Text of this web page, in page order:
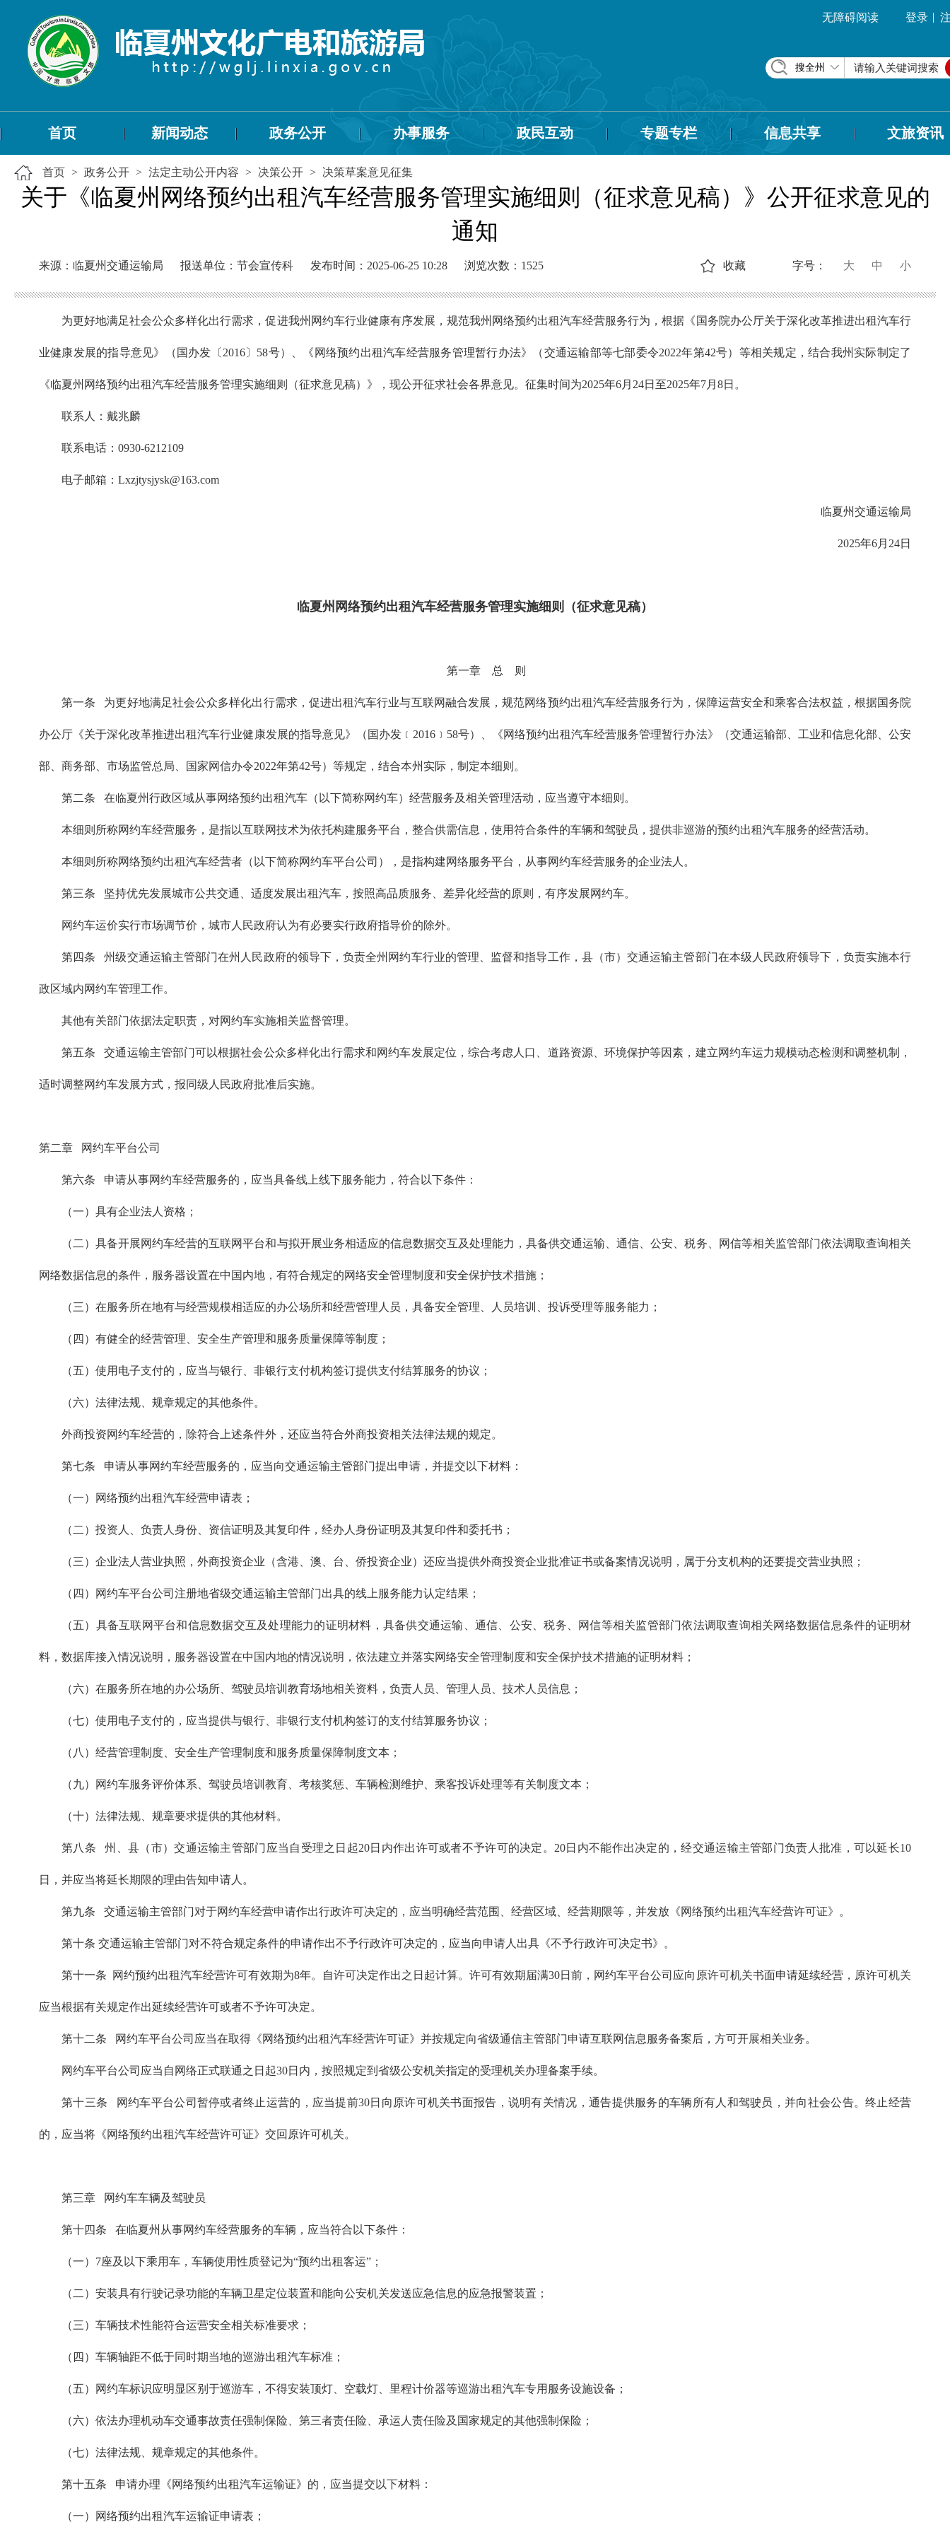
无障碍阅读 登录 |
搜全州
首页 新闻动态 政务公开 办事服务 政民互动 专题专栏 信息共享 文旅资讯
首页 > 政务公开 > 法定主动公开内容 > 决策公开 > 决策草案意见征集
关于《临夏州网络预约出租汽车经营服务管理实施细则（征求意见稿）》公开征求意见的
通知
来源：临夏州交通运输局 报送单位：节会宣传科 发布时间：2025-06-25 10:28 浏览次数： 1525 字号： 大 中 小
收藏
为更好地满足社会公众多样化出行需求，促进我州网约车行业健康有序发展，规范我州网络预约出租汽车经营服务行为，根据《国务院办公厅关于深化改革推进出租汽车行
业健康发展的指导意见》（国办发〔2016〕58号）、《网络预约出租汽车经营服务管理暂行办法》（交通运输部等七部委令2022年第42号）等相关规定，结合我州实际制定了
《临夏州网络预约出租汽车经营服务管理实施细则（征求意见稿）》，现公开征求社会各界意见。征集时间为2025年6月24日至2025年7月8日。
联系人：戴兆麟
联系电话：0930-6212109
电子邮箱：Lxzjtysjysk@163.com
临夏州交通运输局
2025年6月24日
临夏州网络预约出租汽车经营服务管理实施细则（征求意见稿）
第一章 总 则
第一条 为更好地满足社会公众多样化出行需求，促进出租汽车行业与互联网融合发展，规范网络预约出租汽车经营服务行为，保障运营安全和乘客合法权益，根据国务院
办公厅《关于深化改革推进出租汽车行业健康发展的指导意见》（国办发﹝2016﹞58号）、《网络预约出租汽车经营服务管理暂行办法》（交通运输部、工业和信息化部、公安
部、商务部、市场监管总局、国家网信办令2022年第42号）等规定，结合本州实际，制定本细则。
第二条 在临夏州行政区域从事网络预约出租汽车（以下简称网约车）经营服务及相关管理活动，应当遵守本细则。
本细则所称网约车经营服务，是指以互联网技术为依托构建服务平台，整合供需信息，使用符合条件的车辆和驾驶员，提供非巡游的预约出租汽车服务的经营活动。
本细则所称网络预约出租汽车经营者（以下简称网约车平台公司），是指构建网络服务平台，从事网约车经营服务的企业法人。
第三条 坚持优先发展城市公共交通、适度发展出租汽车，按照高品质服务、差异化经营的原则，有序发展网约车。
网约车运价实行市场调节价，城市人民政府认为有必要实行政府指导价的除外。
第四条 州级交通运输主管部门在州人民政府的领导下，负责全州网约车行业的管理、监督和指导工作，县（市）交通运输主管部门在本级人民政府领导下，负责实施本行
政区域内网约车管理工作。
其他有关部门依据法定职责，对网约车实施相关监督管理。
第五条 交通运输主管部门可以根据社会公众多样化出行需求和网约车发展定位，综合考虑人口、道路资源、环境保护等因素，建立网约车运力规模动态检测和调整机制，
适时调整网约车发展方式，报同级人民政府批准后实施。
第二章 网约车平台公司
第六条 申请从事网约车经营服务的，应当具备线上线下服务能力，符合以下条件：
（一）具有企业法人资格；
（二）具备开展网约车经营的互联网平台和与拟开展业务相适应的信息数据交互及处理能力，具备供交通运输、通信、公安、税务、网信等相关监管部门依法调取查询相关
网络数据信息的条件，服务器设置在中国内地，有符合规定的网络安全管理制度和安全保护技术措施；
（三）在服务所在地有与经营规模相适应的办公场所和经营管理人员，具备安全管理、人员培训、投诉受理等服务能力；
（四）有健全的经营管理、安全生产管理和服务质量保障等制度；
（五）使用电子支付的，应当与银行、非银行支付机构签订提供支付结算服务的协议；
（六）法律法规、规章规定的其他条件。
外商投资网约车经营的，除符合上述条件外，还应当符合外商投资相关法律法规的规定。
第七条 申请从事网约车经营服务的，应当向交通运输主管部门提出申请，并提交以下材料：
（一）网络预约出租汽车经营申请表；
（二）投资人、负责人身份、资信证明及其复印件，经办人身份证明及其复印件和委托书；
（三）企业法人营业执照，外商投资企业（含港、澳、台、侨投资企业）还应当提供外商投资企业批准证书或备案情况说明，属于分支机构的还要提交营业执照；
（四）网约车平台公司注册地省级交通运输主管部门出具的线上服务能力认定结果；
（五）具备互联网平台和信息数据交互及处理能力的证明材料，具备供交通运输、通信、公安、税务、网信等相关监管部门依法调取查询相关网络数据信息条件的证明材
料，数据库接入情况说明，服务器设置在中国内地的情况说明，依法建立并落实网络安全管理制度和安全保护技术措施的证明材料；
（六）在服务所在地的办公场所、驾驶员培训教育场地相关资料，负责人员、管理人员、技术人员信息；
（七）使用电子支付的，应当提供与银行、非银行支付机构签订的支付结算服务协议；
（八）经营管理制度、安全生产管理制度和服务质量保障制度文本；
（九）网约车服务评价体系、驾驶员培训教育、考核奖惩、车辆检测维护、乘客投诉处理等有关制度文本；
（十）法律法规、规章要求提供的其他材料。
第八条 州、县（市）交通运输主管部门应当自受理之日起20日内作出许可或者不予许可的决定。20日内不能作出决定的，经交通运输主管部门负责人批准，可以延长10
日，并应当将延长期限的理由告知申请人。
第九条 交通运输主管部门对于网约车经营申请作出行政许可决定的，应当明确经营范围、经营区域、经营期限等，并发放《网络预约出租汽车经营许可证》。
第十条 交通运输主管部门对不符合规定条件的申请作出不予行政许可决定的，应当向申请人出具《不予行政许可决定书》。
第十一条 网约预约出租汽车经营许可有效期为8年。自许可决定作出之日起计算。许可有效期届满30日前，网约车平台公司应向原许可机关书面申请延续经营，原许可机关
应当根据有关规定作出延续经营许可或者不予许可决定。
第十二条 网约车平台公司应当在取得《网络预约出租汽车经营许可证》并按规定向省级通信主管部门申请互联网信息服务备案后，方可开展相关业务。
网约车平台公司应当自网络正式联通之日起30日内，按照规定到省级公安机关指定的受理机关办理备案手续。
第十三条 网约车平台公司暂停或者终止运营的，应当提前30日向原许可机关书面报告，说明有关情况，通告提供服务的车辆所有人和驾驶员，并向社会公告。终止经营
的，应当将《网络预约出租汽车经营许可证》交回原许可机关。
第三章 网约车车辆及驾驶员
第十四条 在临夏州从事网约车经营服务的车辆，应当符合以下条件：
（一）7座及以下乘用车，车辆使用性质登记为“预约出租客运”；
（二）安装具有行驶记录功能的车辆卫星定位装置和能向公安机关发送应急信息的应急报警装置；
（三）车辆技术性能符合运营安全相关标准要求；
（四）车辆轴距不低于同时期当地的巡游出租汽车标准；
（五）网约车标识应明显区别于巡游车，不得安装顶灯、空载灯、里程计价器等巡游出租汽车专用服务设施设备；
（六）依法办理机动车交通事故责任强制保险、第三者责任险、承运人责任险及国家规定的其他强制保险；
（七）法律法规、规章规定的其他条件。
第十五条 申请办理《网络预约出租汽车运输证》的，应当提交以下材料：
（一）网络预约出租汽车运输证申请表；